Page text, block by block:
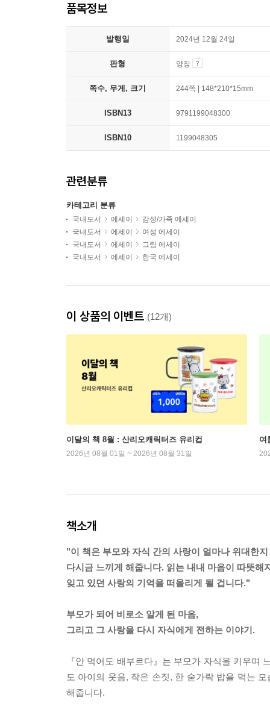
품목정보
발행일 2024년 12월 24일
판형 양장
쪽수, 무게, 크기 244쪽 | 148*210*15mm
ISBN13 9791199048300
ISBN10 1199048305
관련분류
카테고리 분류
국내도서 에세이
감성/가족 에세이
국내도서
에세이
여성 에세이
국내도서
에세이
그림 에세이
국내도서
에세이 한국 에세이
이 상품의 이벤트 (12개)
이달의 책 8월 : 산리오캐릭터즈 유리컵
2026년 08월 01일 ~ 2026년 08월 31일
여
책소개
"이 책은 부모와 자식 간의 사랑이 얼마나 위대한지
다시금 느끼게 해줍니다. 읽는 내내 마음이 따뜻해
잊고 있던 사랑의 기억을 떠올리게 될 겁니다."
부모가 되어 비로소 알게 된 마음,
그리고 그 사랑을 다시 자식에게 전하는 이야기.
『안 먹어도 배부르다』는 부모가 자식을 키우며
도 아이의 웃음, 작은 손짓, 한 숟가락 밥을 먹는
해줍니다.